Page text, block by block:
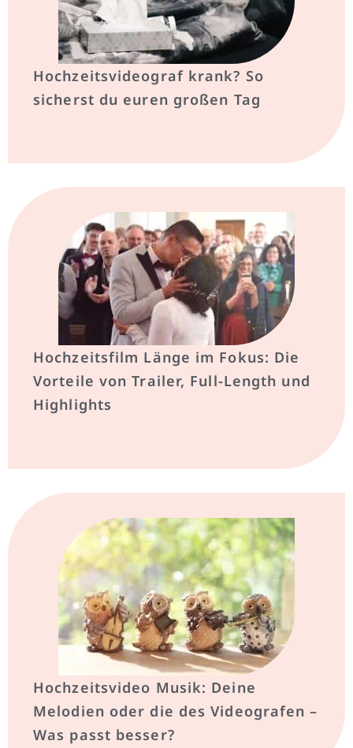
Hochzeitsvideograf krank? So
sicherst du euren großen Tag
Hochzeitsfilm Länge im Fokus: Die
Vorteile von Trailer, Full-Length und
Highlights
Hochzeitsvideo Musik: Deine
Melodien oder die des Videografen –
Was passt besser?